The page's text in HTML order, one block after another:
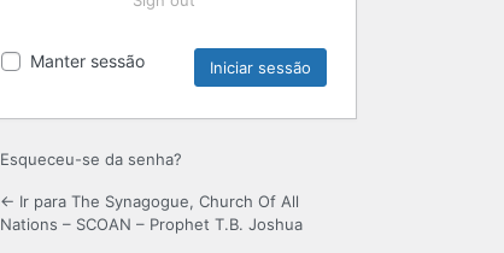
Manter sessão
Esqueceu-se da senha?
← Ir para The Synagogue, Church Of All
Nations – SCOAN – Prophet T.B. Joshua